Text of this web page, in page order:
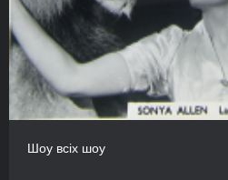
Шоу всіх шоу